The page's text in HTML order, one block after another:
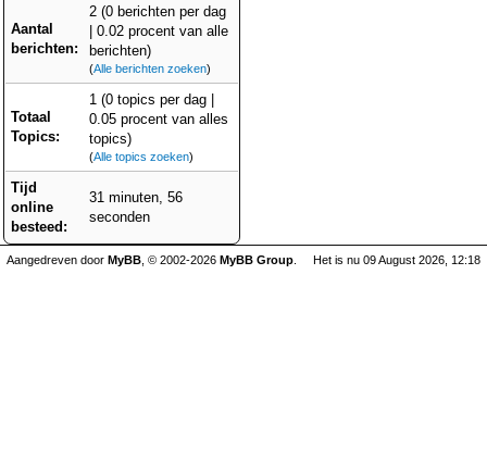
Aantal
berichten:
2 (0 berichten per dag
| 0.02 procent van alle
berichten)
(Alle berichten zoeken)
Totaal
Topics:
1 (0 topics per dag |
0.05 procent van alles
topics)
(Alle topics zoeken)
Tijd
online
besteed:
31 minuten, 56
seconden
Het is nu 09 August 2026, 12:18
Aangedreven door MyBB , © 2002-2026 MyBB Group